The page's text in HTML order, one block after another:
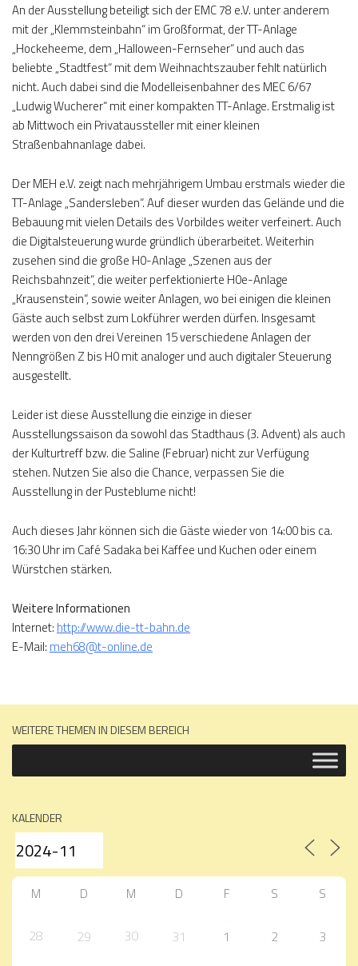
An der Ausstellung beteiligt sich der EMC 78 e.V. unter anderem
mit der „Klemmsteinbahn“ im Großformat, der TT-Anlage
„Hockeheeme, dem „Halloween-Fernseher“ und auch das
beliebte „Stadtfest“ mit dem Weihnachtszauber fehlt natürlich
nicht. Auch dabei sind die Modelleisenbahner des MEC 6/67
„Ludwig Wucherer“ mit einer kompakten TT-Anlage. Erstmalig ist
ab Mittwoch ein Privataussteller mit einer kleinen
Straßenbahnanlage dabei.
Der MEH e.V. zeigt nach mehrjährigem Umbau erstmals wieder die
TT-Anlage „Sandersleben“. Auf dieser wurden das Gelände und die
Bebauung mit vielen Details des Vorbildes weiter verfeinert. Auch
die Digitalsteuerung wurde gründlich überarbeitet. Weiterhin
zusehen sind die große H0-Anlage „Szenen aus der
Reichsbahnzeit“, die weiter perfektionierte H0e-Anlage
„Krausenstein“, sowie weiter Anlagen, wo bei einigen die kleinen
Gäste auch selbst zum Lokführer werden dürfen. Insgesamt
werden von den drei Vereinen 15 verschiedene Anlagen der
Nenngrößen Z bis H0 mit analoger und auch digitaler Steuerung
ausgestellt.
Leider ist diese Ausstellung die einzige in dieser
Ausstellungssaison da sowohl das Stadthaus (3. Advent) als auch
der Kulturtreff bzw. die Saline (Februar) nicht zur Verfügung
stehen. Nutzen Sie also die Chance, verpassen Sie die
Ausstellung in der Pusteblume nicht!
Auch dieses Jahr können sich die Gäste wieder von 14:00 bis ca.
16:30 Uhr im Café Sadaka bei Kaffee und Kuchen oder einem
Würstchen stärken.
Weitere Informationen
Internet: http://www.die-tt-bahn.de
E-Mail: meh68@t-online.de
WEITERE THEMEN IN DIESEM BEREICH
KALENDER
M D M D F S S
28 29 30 31 1 2 3